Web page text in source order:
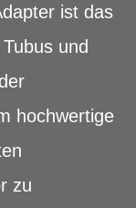
ist das
und
hochwertige
zu